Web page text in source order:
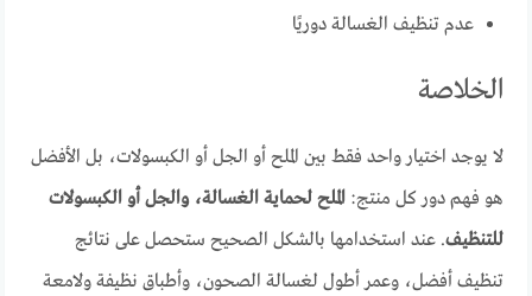
عدم تنظيف الغسالة دوريًا
الخلاصة
لا يوجد اختيار واحد فقط بين الملح أو الجل أو الكبسولات، بل الأفضل
هو فهم دور كل منتج:الملح لحماية الغسالة، والجل أو الكبسولات
للتنظيف. عند استخدامها بالشكل الصحيح ستحصل على نتائج
تنظيف أفضل، وعمر أطول لغسالة الصحون، وأطباق نظيفة ولامعة